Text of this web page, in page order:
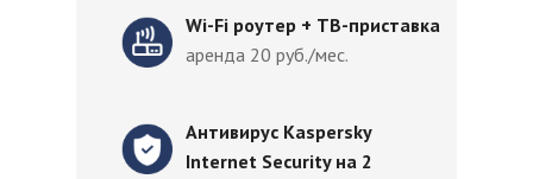
Wi-Fi роутер + ТВ-приставка
аренда 20 руб./мес.
Антивирус Kaspersky
Internet Security на 2